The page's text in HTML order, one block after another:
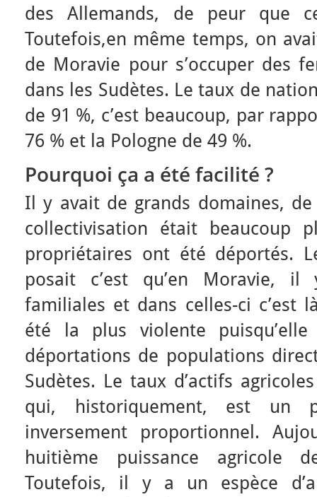
des Allemands, de peur que
Toutefois,en même temps, on
de Moravie pour s’occuper des
dans les Sudètes. Le taux de
de 91 %, c’est beaucoup, par
76 % et la Pologne de 49 %.
Pourquoi ça a été facilité ?
Il y avait de grands domaines,
collectivisation était beaucoup
propriétaires ont été déportés.
posait c’est qu’en Moravie,
familiales et dans celles-ci c’est
été la plus violente
déportations de populations
Sudètes. Le taux d’actifs
qui, historiquement, est un
inversement proportionnel.
huitième puissance agricole
Toutefois, il y a un espèce